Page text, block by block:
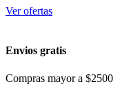
Ver ofertas
Envios gratis
Compras mayor a $2500